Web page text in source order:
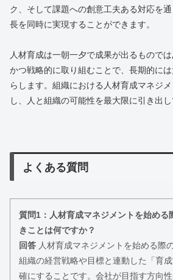
ク、そして課題への創意工夫ある対応を
長を同時に実現することができます。
人材育成は一朝一夕で成果が出るもので
かつ戦略的に取り組むことで、長期的に
らします。組織における人材育成マネジ
し、人と組織の可能性を最大限に引き出し
よくある質問
質問1：人材育成マネジメントを始める
きことは何ですか？
回答 人材育成マネジメントを始める際
組織の経営戦略や目標と連動した「育
確にすることです。会社が目指す方向